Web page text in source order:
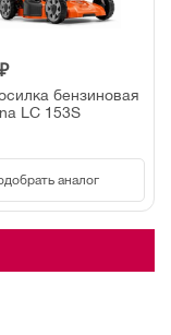
бензиновая
LC 153S
аналог